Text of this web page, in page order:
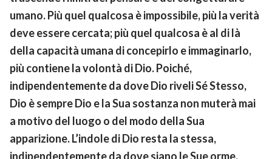
umano. Più quel qualcosa è impossibile, più la verità
deve essere cercata; più quel qualcosa è al di là
della capacità umana di concepirlo e immaginarlo,
più contiene la volontà di Dio. Poiché,
indipendentemente da dove Dio riveli Sé Stesso,
Dio è sempre Dio e la Sua sostanza non muterà mai
a motivo del luogo o del modo della Sua
apparizione. L’indole di Dio resta la stessa,
indipendentemente da dove siano le Sue orme.